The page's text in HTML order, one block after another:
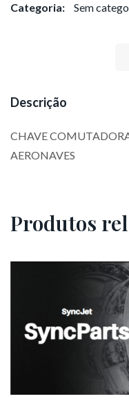
Categoria: Sem
Descrição
CHAVE
AERONAVES
Produtos